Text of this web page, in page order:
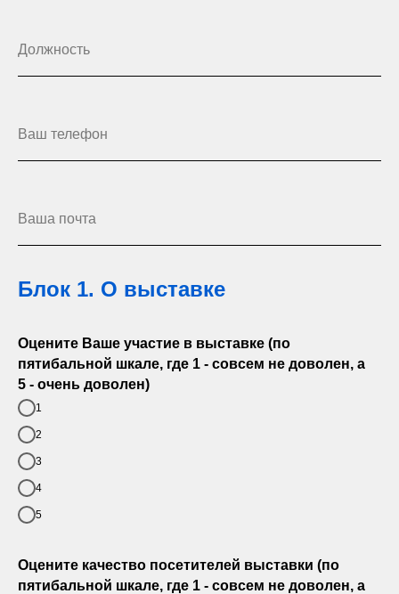
Блок 1. О выставке
Оцените Ваше участие в выставке (по
пятибальной шкале, где 1 - совсем не доволен, а
5 - очень доволен)
1
2
3
4
5
Оцените качество посетителей выставки (по
пятибальной шкале, где 1 - совсем не доволен, а